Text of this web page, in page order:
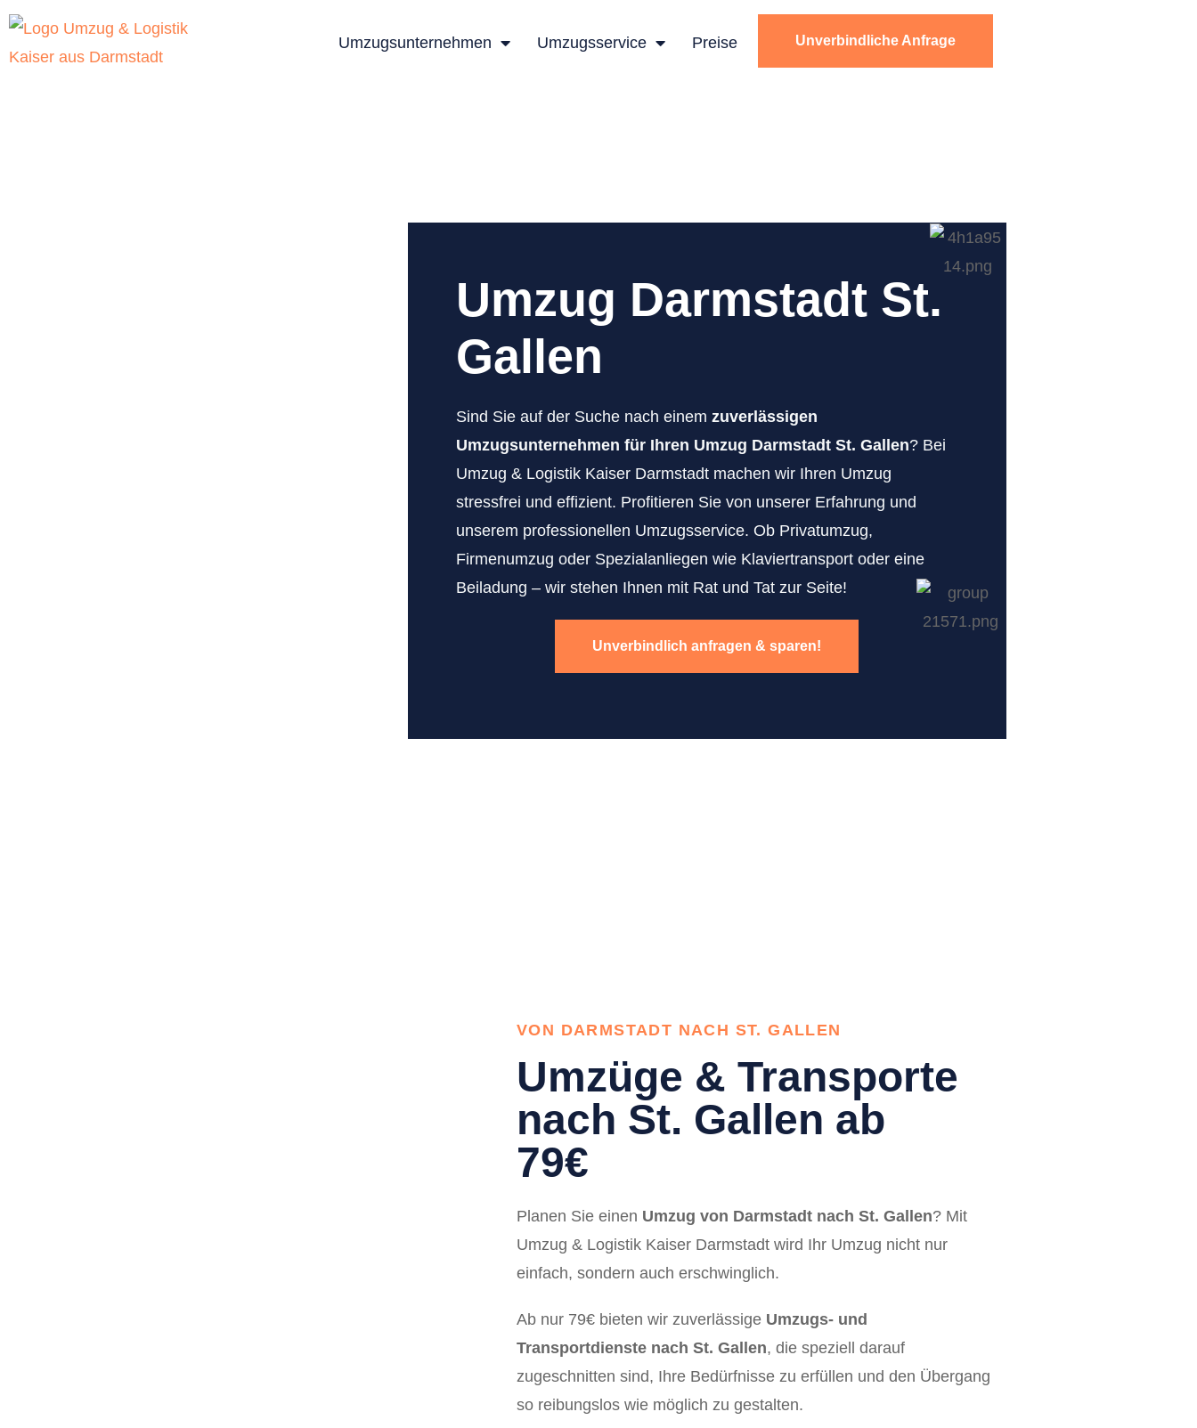
Umzugsunternehmen Umzugsservice Preise Unverbindliche Anfrage
Umzug Darmstadt St.
Gallen
Sind Sie auf der Suche nach einem zuverlässigen
Umzugsunternehmen für Ihren Umzug Darmstadt St. Gallen? Bei
Umzug & Logistik Kaiser Darmstadt machen wir Ihren Umzug
stressfrei und effizient. Profitieren Sie von unserer Erfahrung und
unserem professionellen Umzugsservice. Ob Privatumzug,
Firmenumzug oder Spezialanliegen wie Klaviertransport oder eine
Beiladung – wir stehen Ihnen mit Rat und Tat zur Seite!
Unverbindlich anfragen & sparen!
VON DARMSTADT NACH ST. GALLEN
Umzüge & Transporte
nach St. Gallen ab
79€
Planen Sie einen Umzug von Darmstadt nach St. Gallen? Mit
Umzug & Logistik Kaiser Darmstadt wird Ihr Umzug nicht nur
einfach, sondern auch erschwinglich.
Ab nur 79€ bieten wir zuverlässige Umzugs- und
Transportdienste nach St. Gallen, die speziell darauf
zugeschnitten sind, Ihre Bedürfnisse zu erfüllen und den Übergang
so reibungslos wie möglich zu gestalten.